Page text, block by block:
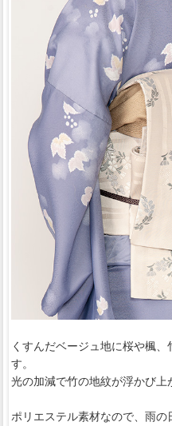
くすんだベージュ地に桜や楓
す。
光の加減で竹の地紋が浮かび上
ポリエステル素材なので、雨の